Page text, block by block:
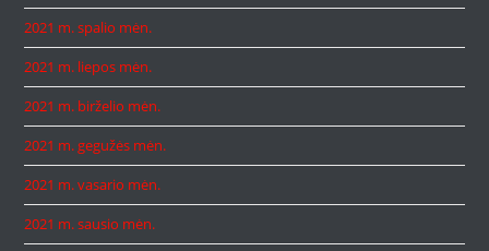
2021 m. spalio mėn.
2021 m. liepos mėn.
2021 m. birželio mėn.
2021 m. gegužės mėn.
2021 m. vasario mėn.
2021 m. sausio mėn.